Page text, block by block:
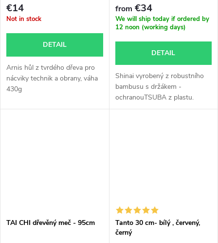
€14
Not in stock
DETAIL
Arnis hůl z tvrdého dřeva pro
nácviky technik a obrany, váha
430g
from €34
We will ship today if ordered by
12 noon (working days)
DETAIL
Shinai vyrobený z robustního
bambusu s držákem -
ochranouTSUBA z plastu.
Délky: 98,...
TAI CHI dřevěný meč - 95cm
Tanto 30 cm- bílý , červený,
černý